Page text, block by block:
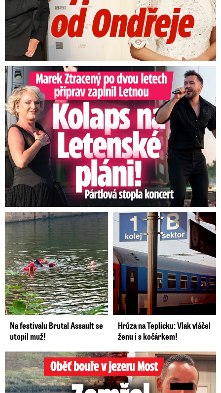
Marek Ztracený na Letné: Pártlová stopla koncert
Na festivalu Brutal Assault se
utopil muž!
Hrůza na Teplicku: Vlak vláčel
ženu i s kočárkem!
Oběť bouře v jezeru Most: Zemřel táta Dominik (†28)